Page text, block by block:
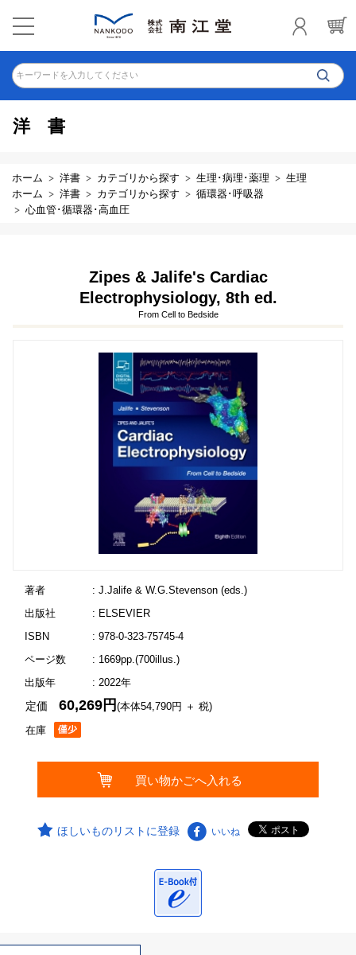
キーワードを入力してください
洋書
ホーム 洋書 カテゴリから探す 生理･病理･薬理
生理
ホーム
洋書 カテゴリから探す
循環器･呼吸器
心血管･循環器･高血圧
Zipes & Jalife's Cardiac
Electrophysiology, 8th ed.
From Cell to Bedside
著者
: J.Jalife & W.G.Stevenson (eds.)
出版社
: ELSEVIER
ISBN
: 978-0-323-75745-4
ページ数
: 1669pp.(700illus.)
出版年
: 2022年
在庫
定価60,269円(本体54,790円 ＋ 税)
ほしいものリストに登録 いいね